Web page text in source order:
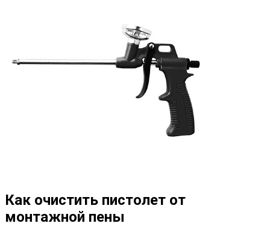
Как очистить пистолет от
монтажной пены